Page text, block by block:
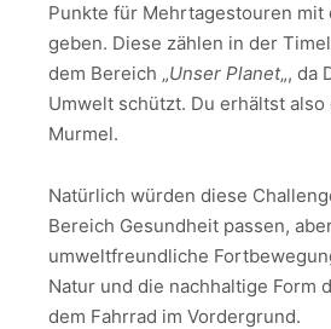
Punkte für Mehrtagestouren mit
geben. Diese zählen in der
dem Bereich „Unser Planet„, da
Umwelt schützt. Du erhältst also
Murmel.
Natürlich würden diese
Bereich Gesundheit passen,
umweltfreundliche
Natur und die nachhaltige Form
dem Fahrrad im Vordergrund.